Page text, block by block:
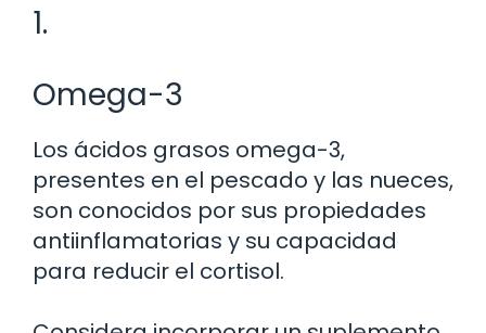
1.
Omega-3
Los ácidos grasos omega-3,
presentes en el pescado y las nueces,
son conocidos por sus propiedades
antiinflamatorias y su capacidad
para reducir el cortisol.